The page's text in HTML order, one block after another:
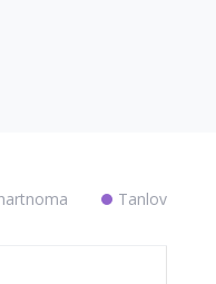
Tanlov